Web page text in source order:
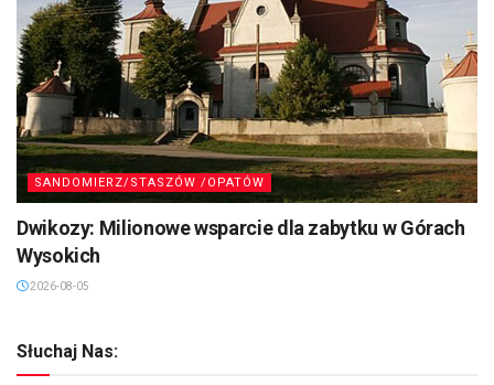
SANDOMIERZ/STASZÓW /OPATÓW
Dwikozy: Milionowe wsparcie dla zabytku w Górach
Wysokich
2026-08-05
Słuchaj Nas: